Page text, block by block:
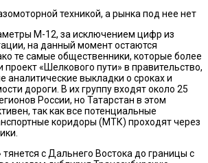
техникой, а рынка под нее нет
М-12, за исключением цифр из
на данный момент остаются
те самые общественники, которые более
проект «Шелкового пути» в правительство,
выкладки о сроках и
дороги. В их группу входят около 25
России, но Татарстан в этом
так как все потенциальные
коридоры (МТК) проходят через
с Дальнего Востока до границы с